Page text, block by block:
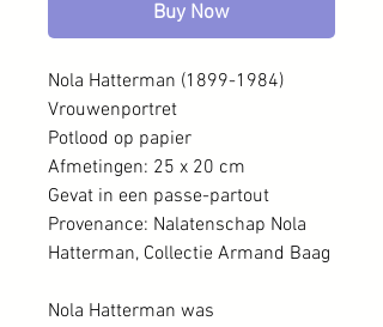
Buy Now
Nola Hatterman (1899-1984)
Vrouwenportret
Potlood op papier
Afmetingen: 25 x 20 cm
Gevat in een passe-partout
Provenance: Nalatenschap Nola
Hatterman, Collectie Armand Baag
Nola Hatterman was